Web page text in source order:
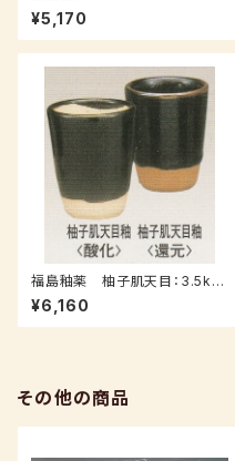
ｇ（送料込み：レターパックプラ
ス）
¥5,170
福島釉薬 柚子肌天目：3.5kｇ
（送料込み：レターパックプラス）
¥6,160
その他の商品